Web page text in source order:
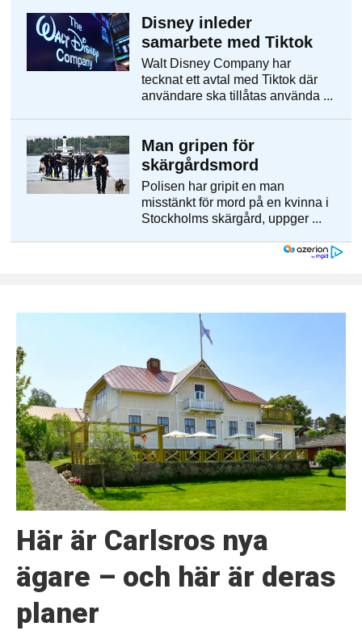
Här är Carlsros nya
ägare – och här är deras
planer